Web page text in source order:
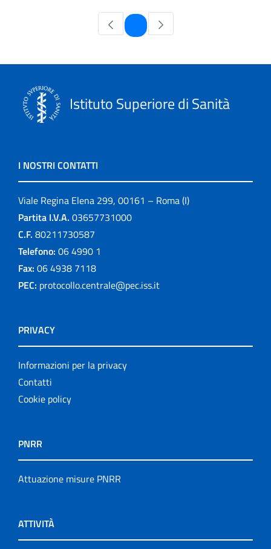
Pagina
Istituto Superiore di Sanità
I NOSTRI CONTATTI
Viale Regina Elena 299, 00161 – Roma (I)
Partita I.V.A. 03657731000
C.F. 80211730587
Telefono: 06 4990 1
Fax: 06 4938 7118
PEC: protocollo.centrale@pec.iss.it
PRIVACY
Informazioni per la privacy
Contatti
Cookie policy
PNRR
Attuazione misure PNRR
ATTIVITÀ